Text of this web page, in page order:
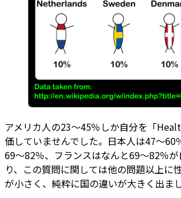
アメリカ人の23～45％しか自分を「
価していませんでした。日本人は47～60
69～82％、フランスはなんと69～82％
り、この質問に関しては他の問題以上に
が小さく、純粋に国の違いが大きく出まし